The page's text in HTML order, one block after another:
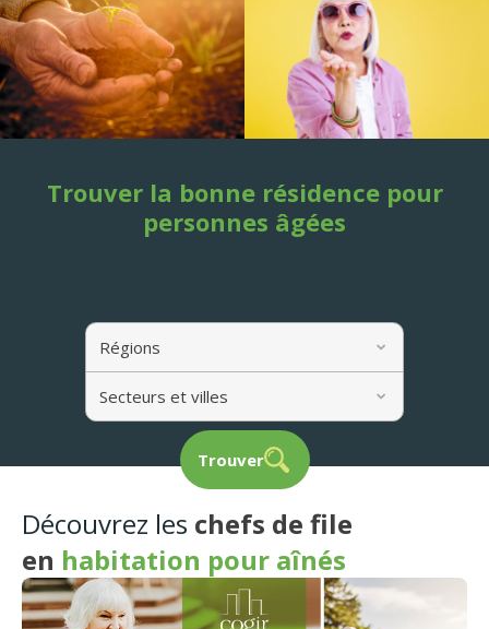
Régions
Secteurs et villes
Trouver
Trouver la bonne résidence pour
personnes âgées
Découvrez les chefs de file
en habitation pour aînés